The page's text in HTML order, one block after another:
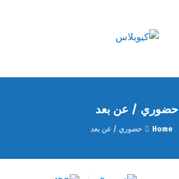
حضوري / عن بعد
Home حضوري / عن بعد